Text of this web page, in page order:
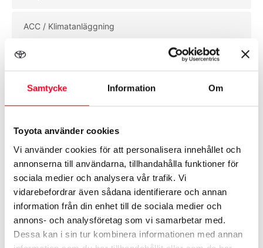
Samtycke Information Om
Toyota använder cookies
Vi använder cookies för att personalisera innehållet och
annonserna till användarna, tillhandahålla funktioner för
sociala medier och analysera vår trafik. Vi
vidarebefordrar även sådana identifierare och annan
information från din enhet till de sociala medier och
annons- och analysföretag som vi samarbetar med.
Dessa kan i sin tur kombinera informationen med annan
ACC / Klimatanläggning
Airbag förare & passagerare
Aluminiumfälgar
Biluppgifter